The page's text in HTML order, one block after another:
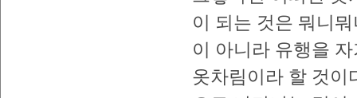
이 되는 것은 뭐니
이 아니라 유행을
옷차림이라 할 것이